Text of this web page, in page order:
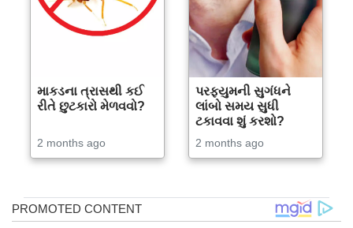
માકડના ત્રાસથી કઈ
રીતે છુટકારો મેળવવો?
2 months ago
પરફ્યુમની સુગંધને
લાંબો સમય સુધી
ટકાવવા શું કરશો?
2 months ago